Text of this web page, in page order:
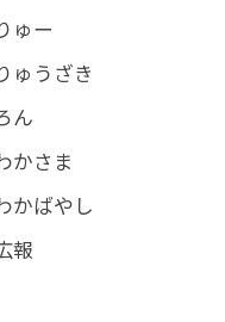
ゅー
ゅうざき
ん
かさま
かばやし
報